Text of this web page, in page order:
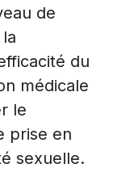
de
du
médicale
le
prise en
sexuelle.